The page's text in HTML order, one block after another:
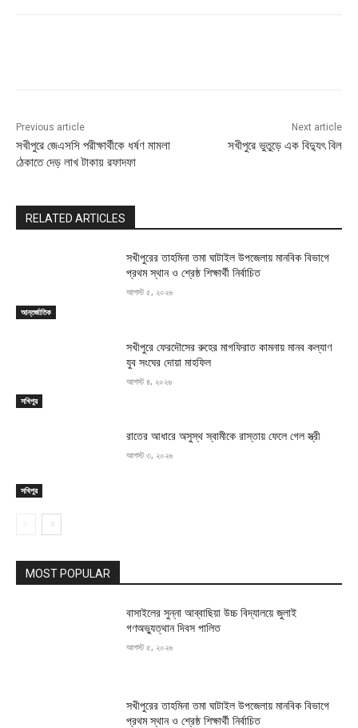
Previous article
সখীপুরে জেএসসি পরীক্ষার্থীকে ধর্ষণ মামলা
ঠেকাতে দেড় লাখ টাকায় রফাদফা
Next article
সখীপুরে ভুতুড়ে এক বিদ্যুৎ বিল
RELATED ARTICLES
আন্তর্জাতিক
সখীপুরের তাহমিনা তমা ঘাটাইল উপজেলায় মানবিক বিভাগে
প্রথম স্থান ও শ্রেষ্ঠ শিক্ষার্থী নির্বাচিত
আগস্ট ৫, ২০২৬
সখিপুর
সখীপুরে ফেরদৌসের রুহের মাগফিরাত কামনায় মানব কল্যাণ
যুব সংঘের দোয়া মাহফিল
আগস্ট ৪, ২০২৬
সখিপুর
রাতের আধারে অসুস্থ স্বামীকে রাস্তায় ফেলে গেল স্ত্রী
আগস্ট ৩, ২০২৬
MOST POPULAR
বাসাইলের সুন্না আব্বাছিয়া উচ্চ বিদ্যালয়ে জুলাই
গণঅভ্যুত্থান দিবস পালিত
আগস্ট ৫, ২০২৬
সখীপুরের তাহমিনা তমা ঘাটাইল উপজেলায় মানবিক বিভাগে
প্রথম স্থান ও শ্রেষ্ঠ শিক্ষার্থী নির্বাচিত